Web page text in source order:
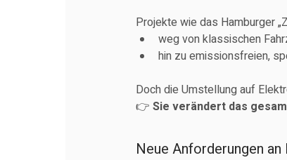
Projekte wie das Hamburger
weg von klassischen
hin zu emissionsfreien,
Doch die Umstellung auf
👉 Sie verändert das
Neue Anforderungen